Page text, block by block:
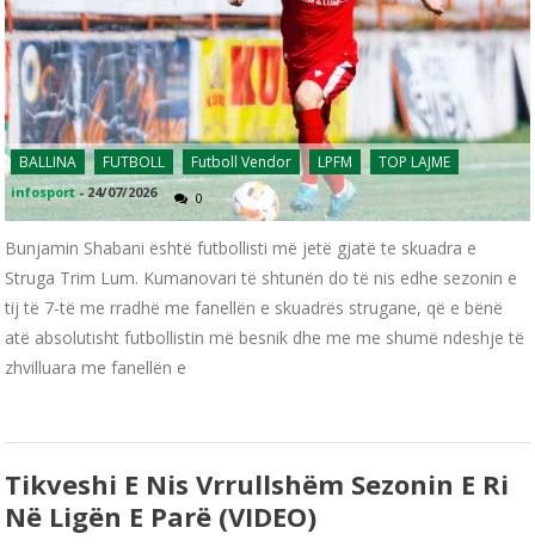
BALLINA FUTBOLL Futboll Vendor LPFM TOP LAJME
infosport -24/07/2026 0
Bunjamin Shabani është futbollisti më jetë gjatë te skuadra e
Struga Trim Lum. Kumanovari të shtunën do të nis edhe sezonin e
tij të 7-të me rradhë me fanellën e skuadrës strugane, që e bënë
atë absolutisht futbollistin më besnik dhe me me shumë ndeshje të
zhvilluara me fanellën e
Tikveshi E Nis Vrrullshëm Sezonin E Ri
Në Ligën E Parë (VIDEO)